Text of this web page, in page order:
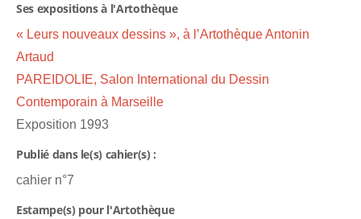
Ses expositions à l'Artothèque
« Leurs nouveaux dessins », à l’Artothèque Antonin
Artaud
PAREIDOLIE, Salon International du Dessin
Contemporain à Marseille
Exposition 1993
Publié dans le(s) cahier(s) :
cahier n°7
Estampe(s) pour l'Artothèque